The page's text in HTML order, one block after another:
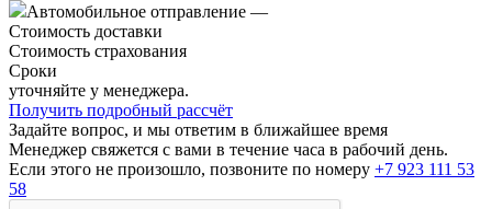
Автомобильное отправление —
Стоимость доставки
Стоимость страхования
Сроки
уточняйте у менеджера.
Получить подробный рассчёт
Задайте вопрос, и мы ответим в ближайшее время
Менеджер свяжется с вами в течение часа в рабочий день.
Если этого не произошло, позвоните по номеру +7 923 111 53
58